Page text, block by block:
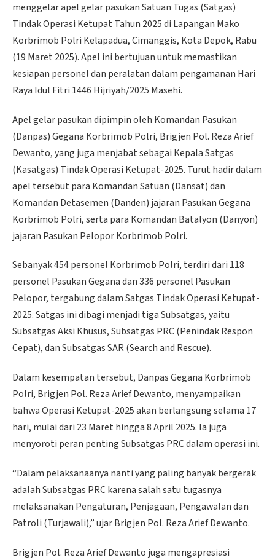
menggelar apel gelar pasukan Satuan Tugas (Satgas)
Tindak Operasi Ketupat Tahun 2025 di Lapangan Mako
Korbrimob Polri Kelapadua, Cimanggis, Kota Depok, Rabu
(19 Maret 2025). Apel ini bertujuan untuk memastikan
kesiapan personel dan peralatan dalam pengamanan Hari
Raya Idul Fitri 1446 Hijriyah/2025 Masehi.
Apel gelar pasukan dipimpin oleh Komandan Pasukan
(Danpas) Gegana Korbrimob Polri, Brigjen Pol. Reza Arief
Dewanto, yang juga menjabat sebagai Kepala Satgas
(Kasatgas) Tindak Operasi Ketupat-2025. Turut hadir dalam
apel tersebut para Komandan Satuan (Dansat) dan
Komandan Detasemen (Danden) jajaran Pasukan Gegana
Korbrimob Polri, serta para Komandan Batalyon (Danyon)
jajaran Pasukan Pelopor Korbrimob Polri.
Sebanyak 454 personel Korbrimob Polri, terdiri dari 118
personel Pasukan Gegana dan 336 personel Pasukan
Pelopor, tergabung dalam Satgas Tindak Operasi Ketupat-
2025. Satgas ini dibagi menjadi tiga Subsatgas, yaitu
Subsatgas Aksi Khusus, Subsatgas PRC (Penindak Respon
Cepat), dan Subsatgas SAR (Search and Rescue).
Dalam kesempatan tersebut, Danpas Gegana Korbrimob
Polri, Brigjen Pol. Reza Arief Dewanto, menyampaikan
bahwa Operasi Ketupat-2025 akan berlangsung selama 17
hari, mulai dari 23 Maret hingga 8 April 2025. Ia juga
menyoroti peran penting Subsatgas PRC dalam operasi ini.
“Dalam pelaksanaanya nanti yang paling banyak bergerak
adalah Subsatgas PRC karena salah satu tugasnya
melaksanakan Pengaturan, Penjagaan, Pengawalan dan
Patroli (Turjawali),” ujar Brigjen Pol. Reza Arief Dewanto.
Brigjen Pol. Reza Arief Dewanto juga mengapresiasi